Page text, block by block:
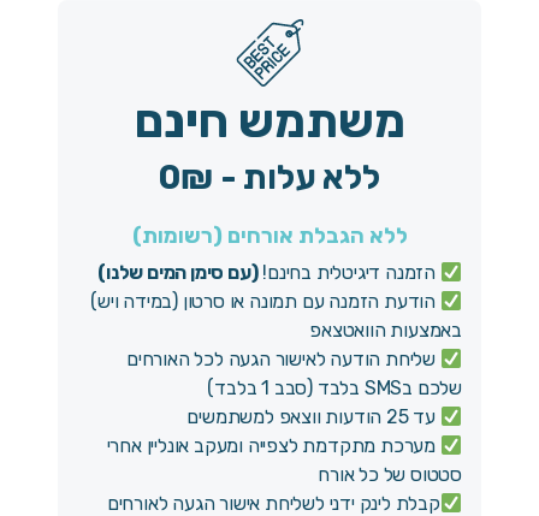
משתמש חינם
ללא עלות - 0₪
ללא הגבלת אורחים (רשומות)
הזמנה דיגיטלית בחינם!(עם סימן המים שלנו)
הודעת הזמנה עם תמונה או סרטון (במידה ויש)
באמצעות הוואטצאפ
שליחת הודעה לאישור הגעה לכל האורחים
שלכם בSMS בלבד (סבב 1 בלבד)
עד 25 הודעות ווצאפ למשתמשים
מערכת מתקדמת לצפייה ומעקב אונליין אחרי
סטטוס של כל אורח
קבלת לינק ידני לשליחת אישור הגעה לאורחים